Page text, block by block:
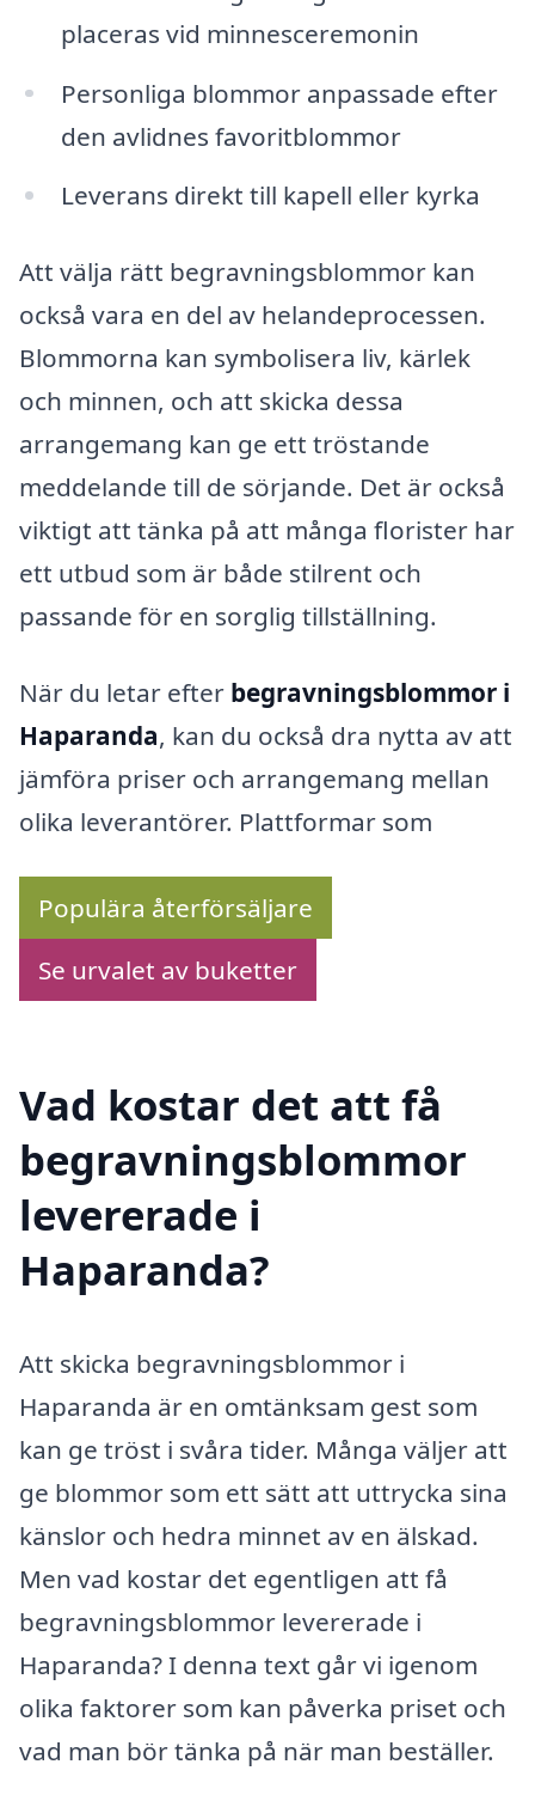
placeras vid minnesceremonin
Personliga blommor anpassade efter
den avlidnes favoritblommor
Leverans direkt till kapell eller kyrka
Att välja rätt begravningsblommor kan
också vara en del av helandeprocessen.
Blommorna kan symbolisera liv, kärlek
och minnen, och att skicka dessa
arrangemang kan ge ett tröstande
meddelande till de sörjande. Det är också
viktigt att tänka på att många florister har
ett utbud som är både stilrent och
passande för en sorglig tillställning.
När du letar efter begravningsblommor i
Haparanda, kan du också dra nytta av att
jämföra priser och arrangemang mellan
olika leverantörer. Plattformar som
Populära återförsäljare
Se urvalet av buketter
Vad kostar det att få
begravningsblommor
levererade i
Haparanda?
Att skicka begravningsblommor i
Haparanda är en omtänksam gest som
kan ge tröst i svåra tider. Många väljer att
ge blommor som ett sätt att uttrycka sina
känslor och hedra minnet av en älskad.
Men vad kostar det egentligen att få
begravningsblommor levererade i
Haparanda? I denna text går vi igenom
olika faktorer som kan påverka priset och
vad man bör tänka på när man beställer.